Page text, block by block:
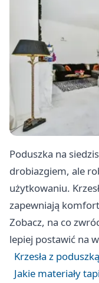
Poduszka na
drobiazgiem, ale
użytkowaniu.
zapewniają
Zobacz, na co
lepiej postawić na
Krzesła z
Jakie materiały